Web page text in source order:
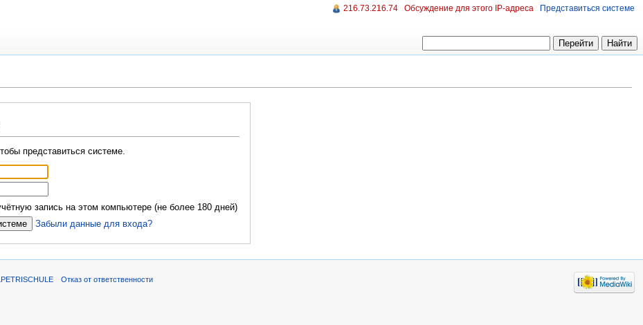
представиться системе.
запись на этом компьютере (не более 180 дней)
Забыли данные для входа?
216.73.216.74 Обсуждение для этого IP-адреса Представиться системе
Отказ от ответственности